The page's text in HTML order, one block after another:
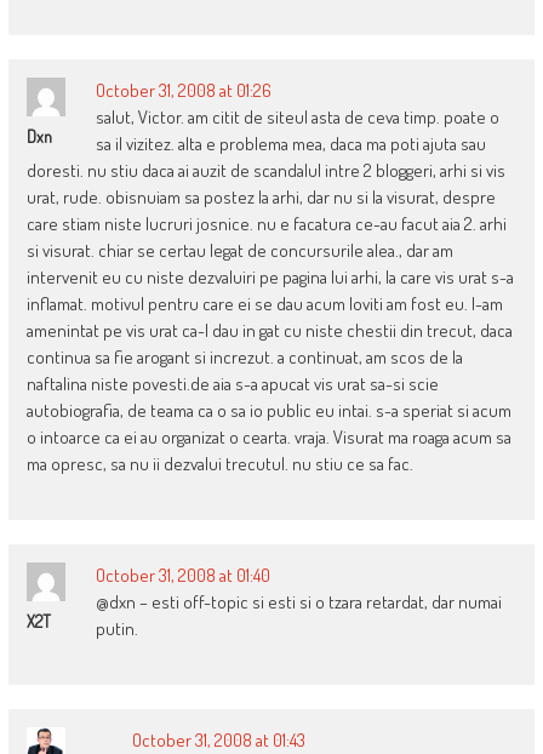
Dxn
October 31, 2008 at 01:26
salut, Victor. am citit de siteul asta de ceva timp. poate o
sa il vizitez. alta e problema mea, daca ma poti ajuta sau
doresti. nu stiu daca ai auzit de scandalul intre 2 bloggeri, arhi si vis
urat, rude. obisnuiam sa postez la arhi, dar nu si la visurat, despre
care stiam niste lucruri josnice. nu e facatura ce-au facut aia 2. arhi
si visurat. chiar se certau legat de concursurile alea., dar am
intervenit eu cu niste dezvaluiri pe pagina lui arhi, la care vis urat s-a
inflamat. motivul pentru care ei se dau acum loviti am fost eu. l-am
amenintat pe vis urat ca-l dau in gat cu niste chestii din trecut, daca
continua sa fie arogant si increzut. a continuat, am scos de la
naftalina niste povesti.de aia s-a apucat vis urat sa-si scie
autobiografia, de teama ca o sa io public eu intai. s-a speriat si acum
o intoarce ca ei au organizat o cearta. vraja. Visurat ma roaga acum sa
ma opresc, sa nu ii dezvalui trecutul. nu stiu ce sa fac.
X2T
October 31, 2008 at 01:40
@dxn – esti off-topic si esti si o tzara retardat, dar numai
putin.
October 31, 2008 at 01:43